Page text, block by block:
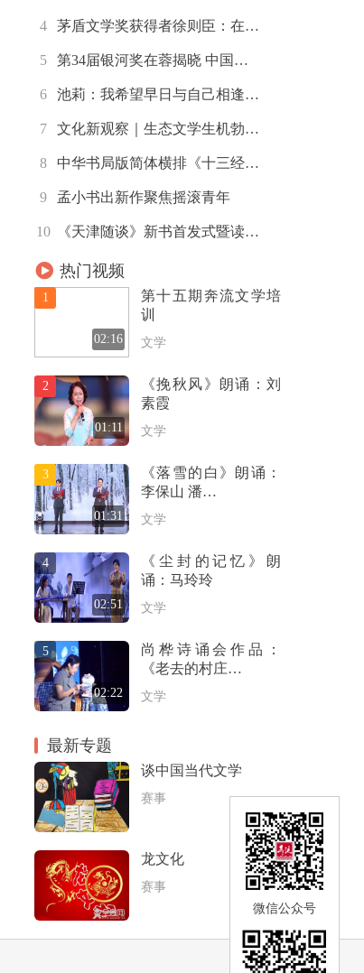
4 茅盾文学奖获得者徐则臣：在…
5 第34届银河奖在蓉揭晓 中国…
6 池莉：我希望早日与自己相逢…
7 文化新观察｜生态文学生机勃…
8 中华书局版简体横排《十三经…
9 孟小书出新作聚焦摇滚青年
10 《天津随谈》新书首发式暨读…
热门视频
1
02:16
第十五期奔流文学培
训
文学
2
01:11
《挽秋风》朗诵：刘
素霞
文学
3
01:31
《落雪的白》朗诵：
李保山 潘…
文学
4
02:51
《尘封的记忆》朗
诵：马玲玲
文学
5
02:22
尚桦诗诵会作品：
《老去的村庄…
文学
最新专题
谈中国当代文学
赛事
龙文化
赛事
微信公众号